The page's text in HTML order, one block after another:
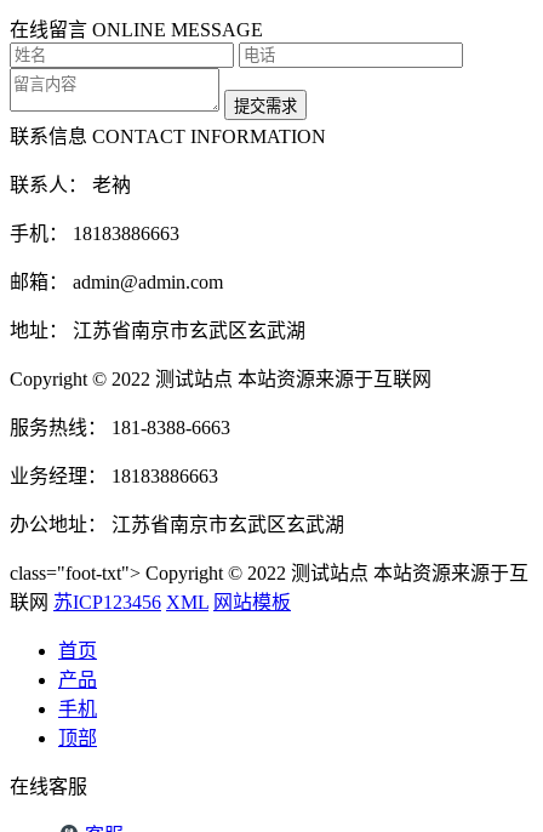
在线留言 ONLINE MESSAGE
联系信息 CONTACT INFORMATION
联系人： 老衲
手机： 18183886663
邮箱： admin@admin.com
地址： 江苏省南京市玄武区玄武湖
Copyright © 2022 测试站点 本站资源来源于互联网
服务热线： 181-8388-6663
业务经理： 18183886663
办公地址： 江苏省南京市玄武区玄武湖
class="foot-txt"> Copyright © 2022 测试站点 本站资源来源于互
联网 苏ICP123456 XML 网站模板
首页
产品
手机
顶部
在线客服